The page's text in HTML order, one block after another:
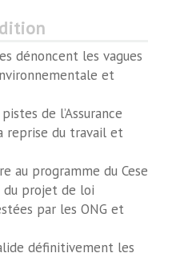
dénoncent les vagues
et
de l’Assurance
reprise du travail et
au programme du Cese
du projet de loi
par les ONG et
définitivement les